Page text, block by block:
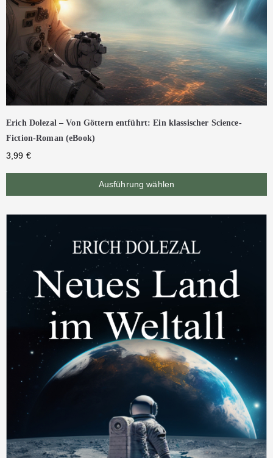
Erich Dolezal – Von Göttern entführt: Ein klassischer Science-
Fiction-Roman (eBook)
3,99 €
Ausführung wählen